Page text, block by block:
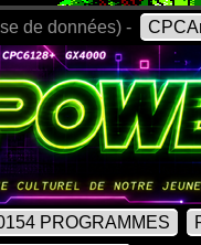
de données) -
PROGRAMMES